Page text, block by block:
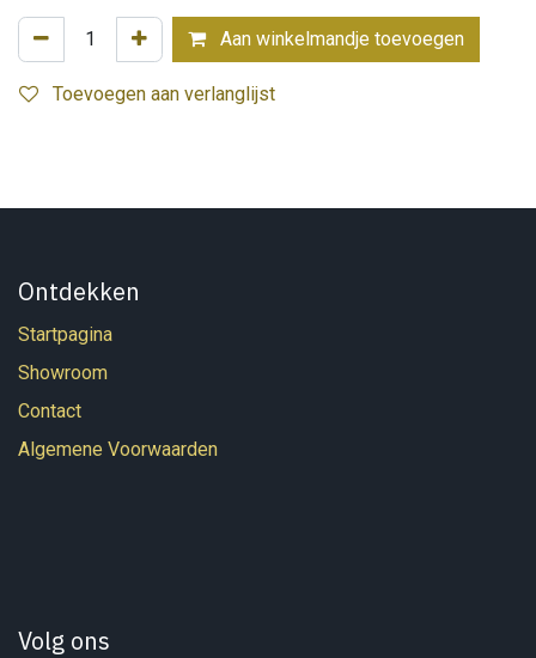
Aan winkelmandje toevoegen
Toevoegen aan verlanglijst
Ontdekken
Startpagina
Showroom
Contact
Algemene Voorwaarden
Volg ons